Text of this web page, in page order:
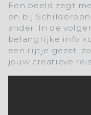
Een beeld zegt
en bij
ander. In de
belangrijke info
een rijtje gezet,
jouw creatieve